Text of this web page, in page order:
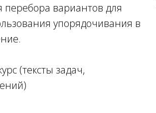
перебора вариантов для
упорядочивания в
(тексты задач,